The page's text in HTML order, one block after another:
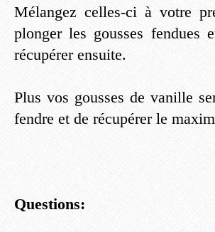
Mélangez celles-ci à votre
plonger les gousses
récupérer ensuite.
Plus vos gousses de vanille
fendre et de récupérer le
Questions: